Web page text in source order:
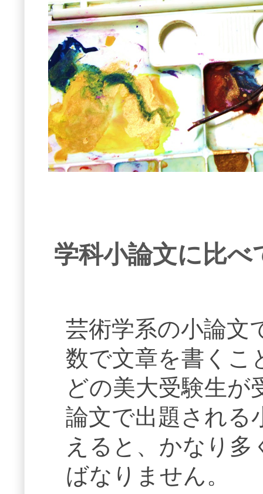
学科小論文に比
芸術学系の小論文
数で文章を書くこ
どの美大受験生が
論文で出題される
えると、かなり
ばなりません。